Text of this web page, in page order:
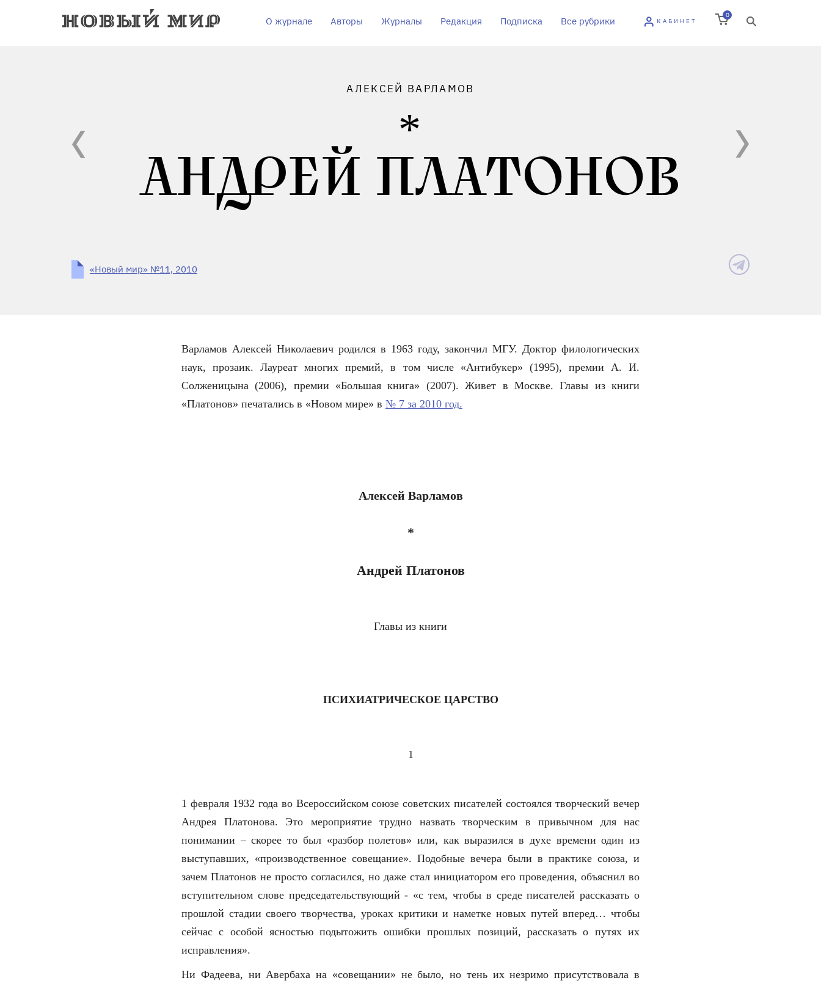
О журнале Авторы Журналы Редакция Подписка Все рубрики КАБИНЕТ
0
АЛЕКСЕЙ ВАРЛАМОВ
АНДРЕЙ ПЛАТОНОВ
«Новый мир» №11, 2010
Варламов Алексей Николаевич родился в 1963 году, закончил МГУ. Доктор филологических
наук, прозаик. Лауреат многих премий, в том числе «Антибукер» (1995), премии А. И.
Солженицына (2006), премии «Большая книга» (2007). Живет в Москве. Главы из книги
«Платонов» печатались в «Новом мире» в № 7 за 2010 год.
Алексей Варламов
*
Андрей Платонов
Главы из книги
ПСИХИАТРИЧЕСКОЕ ЦАРСТВО
1
1 февраля 1932 года во Всероссийском союзе советских писателей состоялся творческий вечер
Андрея Платонова. Это мероприятие трудно назвать творческим в привычном для нас
понимании – скорее то был «разбор полетов» или, как выразился в духе времени один из
выступавших, «производственное совещание». Подобные вечера были в практике союза, и
зачем Платонов не просто согласился, но даже стал инициатором его проведения, объяснил во
вступительном слове председательствующий - «с тем, чтобы в среде писателей рассказать о
прошлой стадии своего творчества, уроках критики и наметке новых путей вперед… чтобы
сейчас с особой ясностью подытожить ошибки прошлых позиций, рассказать о путях их
исправления».
Ни Фадеева, ни Авербаха на «совещании» не было, но тень их незримо присутствовала в